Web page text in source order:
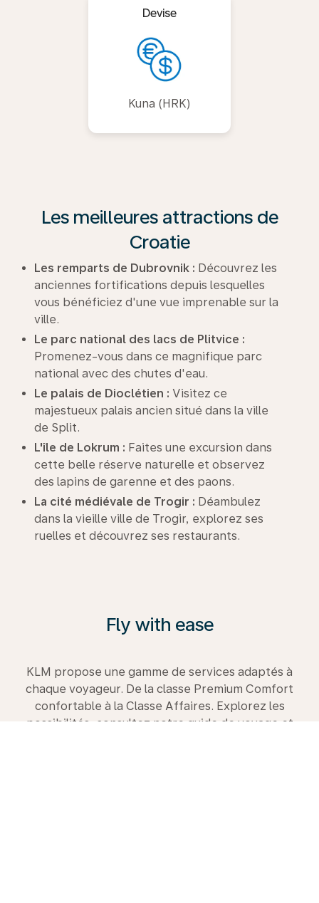
Devise
Kuna (HRK)
Les meilleures attractions de
Croatie
Les remparts de Dubrovnik : Découvrez les
anciennes fortifications depuis lesquelles
vous bénéficiez d'une vue imprenable sur la
ville.
Le parc national des lacs de Plitvice :
Promenez-vous dans ce magnifique parc
national avec des chutes d'eau.
Le palais de Dioclétien : Visitez ce
majestueux palais ancien situé dans la ville
de Split.
L'île de Lokrum : Faites une excursion dans
cette belle réserve naturelle et observez
des lapins de garenne et des paons.
La cité médiévale de Trogir : Déambulez
dans la vieille ville de Trogir, explorez ses
ruelles et découvrez ses restaurants.
Fly with ease
KLM propose une gamme de services adaptés à
chaque voyageur. De la classe Premium Comfort
confortable à la Classe Affaires. Explorez les
possibilités, consultez notre guide de voyage et